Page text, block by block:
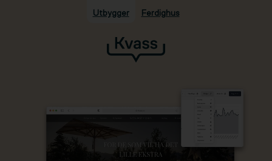
Hopp til hovedinnhold
Utbygger Ferdighus